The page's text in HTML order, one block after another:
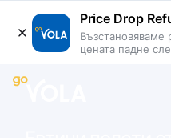
Price Drop
Възстановяваме
цената падне